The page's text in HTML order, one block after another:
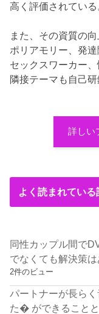
高く評価されている
また、その資質の向
ポリアモリー、発達
セックスワーカー
隣接テーマも自己研
詳しい
よく読まれている
同性カップル間で
でなくても解決策は
2件のビュー
パートナーが長ら
た� ができること